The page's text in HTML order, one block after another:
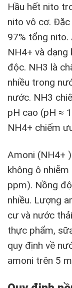
Hầu hết nito
nito vô cơ.
97% tổng nito.
NH4­+ và dạng
độc. NH3 là
nhiều trong
nước. NH3
pH cao (pH ≈
NH4+ chiếm
Amoni (NH4+
không ô
ppm). Nồng
nhiều. Lượng
cư và nước
thực phẩm,
quy định về
amoni trên 5